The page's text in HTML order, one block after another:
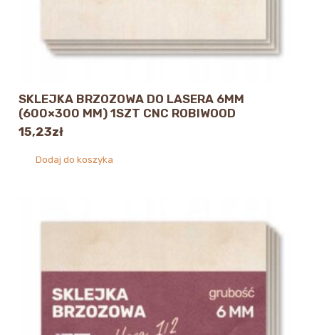
SKLEJKA BRZOZOWA DO LASERA 6MM
(600×300 MM) 1SZT CNC ROBIWOOD
15,23zł
Dodaj do koszyka